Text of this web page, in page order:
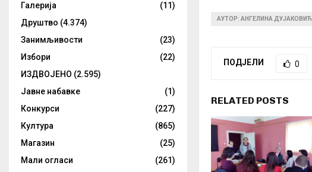
АУТОР: АНГЕЛИНА ДУЈАКОВИЋ
ПОДЈЕЛИ 0
RELATED POSTS
Галерија
(11)
Друштво (4.374)
Занимљивости
(23)
Избори
(22)
ИЗДВОЈЕНО (2.595)
Јавне набавке
(1)
Конкурси
(227)
Култура
(865)
Магазин
(25)
Мали огласи
(261)